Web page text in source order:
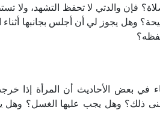
فإن والدتي لا تحفظ التشهد، ولا
وهل يجوز لي أن أجلس بجانبها أثناء
في بعض الأحاديث أن المرأة إذا
ذلك؟ وهل يجب عليها الغسل؟